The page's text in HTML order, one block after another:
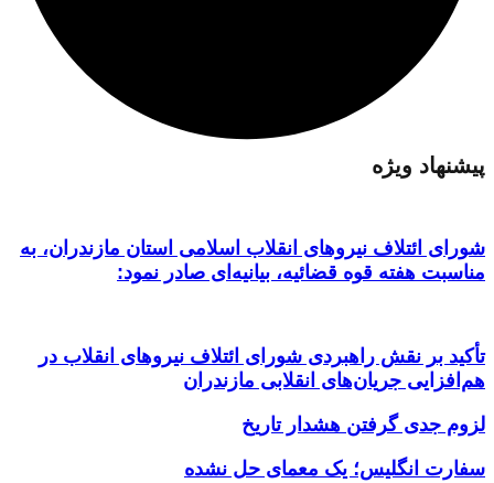
پیشنهاد ویژه
شورای ائتلاف نیروهای انقلاب اسلامی استان مازندران، به
مناسبت هفته قوه قضائیه، بیانیه‌ای صادر نمود:
تأکید بر نقش راهبردی شورای ائتلاف نیروهای انقلاب در
هم‌افزایی جریان‌های انقلابی مازندران
لزوم جدی گرفتن هشدار تاریخ
سفارت انگلیس؛ یک معمای حل نشده